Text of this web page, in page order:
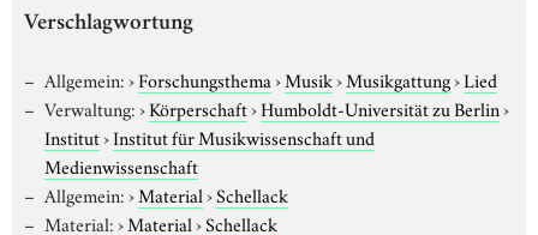
Verschlagwortung
Allgemein:›Forschungsthema›Musik›Musikgattung›Lied
Verwaltung:›Körperschaft›Humboldt-Universität zu Berlin›
Institut›Institut für Musikwissenschaft und
Medienwissenschaft
Allgemein:›Material›Schellack
Material:›Material›Schellack